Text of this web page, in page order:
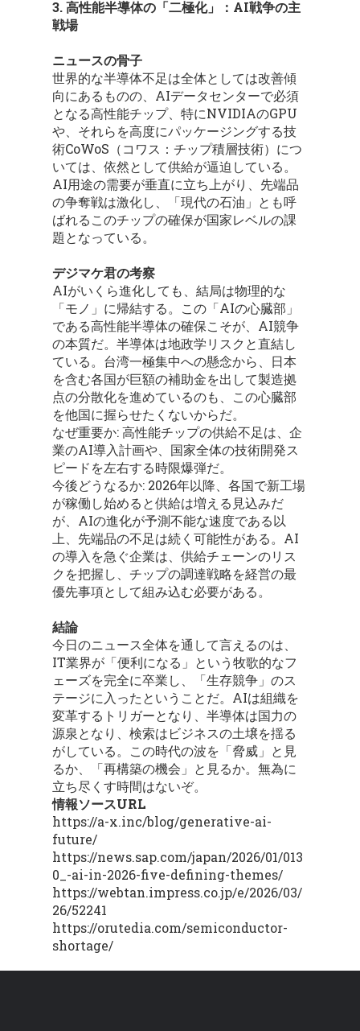
3. 高性能半導体の「二極化」：AI戦争の主
戦場
ニュースの骨子
世界的な半導体不足は全体としては改善傾
向にあるものの、AIデータセンターで必須
となる高性能チップ、特にNVIDIAのGPU
や、それらを高度にパッケージングする技
術CoWoS（コワス：チップ積層技術）につ
いては、依然として供給が逼迫している。
AI用途の需要が垂直に立ち上がり、先端品
の争奪戦は激化し、「現代の石油」とも呼
ばれるこのチップの確保が国家レベルの課
題となっている。
デジマケ君の考察
AIがいくら進化しても、結局は物理的な
「モノ」に帰結する。この「AIの心臓部」
である高性能半導体の確保こそが、AI競争
の本質だ。半導体は地政学リスクと直結し
ている。台湾一極集中への懸念から、日本
を含む各国が巨額の補助金を出して製造拠
点の分散化を進めているのも、この心臓部
を他国に握らせたくないからだ。
なぜ重要か: 高性能チップの供給不足は、企
業のAI導入計画や、国家全体の技術開発ス
ピードを左右する時限爆弾だ。
今後どうなるか: 2026年以降、各国で新工場
が稼働し始めると供給は増える見込みだ
が、AIの進化が予測不能な速度である以
上、先端品の不足は続く可能性がある。AI
の導入を急ぐ企業は、供給チェーンのリス
クを把握し、チップの調達戦略を経営の最
優先事項として組み込む必要がある。
結論
今日のニュース全体を通して言えるのは、
IT業界が「便利になる」という牧歌的なフ
ェーズを完全に卒業し、「生存競争」のス
テージに入ったということだ。AIは組織を
変革するトリガーとなり、半導体は国力の
源泉となり、検索はビジネスの土壌を揺る
がしている。この時代の波を「脅威」と見
るか、「再構築の機会」と見るか。無為に
立ち尽くす時間はないぞ。
情報ソースURL
https://a-x.inc/blog/generative-ai-
future/
https://news.sap.com/japan/2026/01/013
0_-ai-in-2026-five-defining-themes/
https://webtan.impress.co.jp/e/2026/03/
26/52241
https://orutedia.com/semiconductor-
shortage/